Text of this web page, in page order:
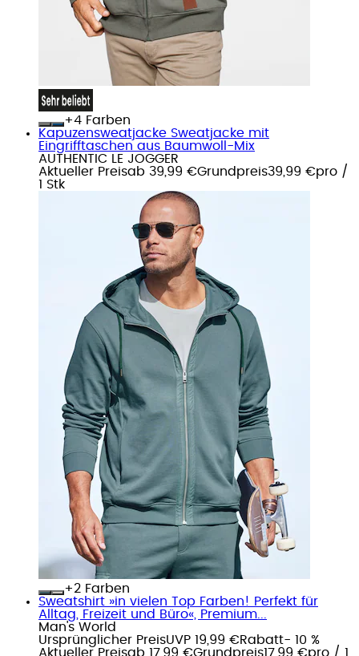
+
Farben
Kapuzensweatjacke Sweatjacke mit
Eingrifftaschen aus Baumwoll-Mix
AUTHENTIC LE JOGGER
Aktueller Preisab 39,99 €Grundpreis39,99 €pro /
1 Stk
+
Farben
Sweatshirt »in vielen Top Farben! Perfekt für
Alltag, Freizeit und Büro«, Premium...
Man's World
Ursprünglicher PreisUVP 19,99 €Rabatt- 10 %
Aktueller Preisab 17,99 €Grundpreis17,99 €pro / 1